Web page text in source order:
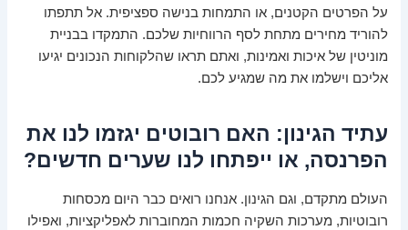
על הפרטים הקטנים, או התמחות בנישה ספציפית. אל תתפתו
להוריד מחירים מתחת לסף הרווחיות שלכם. התמקדו בבניית
מוניטין של איכות ואמינות, ואתם תראו שהלקוחות הנכונים יגיעו
אליכם וישלמו את מה שמגיע לכם.
עתיד הגינון: האם רובוטים יגזמו לנו את
הפרנסה, או ייפתחו לנו שערים חדשים?
העולם מתקדם, וגם הגינון. אנחנו רואים כבר היום מכסחות
רובוטיות, מערכות השקיה חכמות המחוברות לאפליקציות, ואפילו